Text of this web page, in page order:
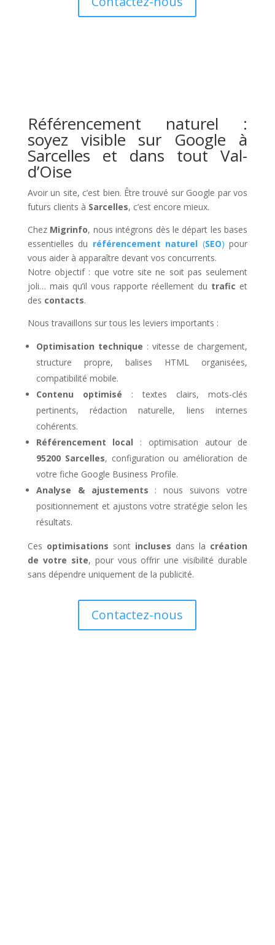
Référencement naturel :
soyez visible sur Google à
Sarcelles et dans tout Val-
d’Oise
Avoir un site, c’est bien. Être trouvé sur Google par vos
futurs clients à Sarcelles, c’est encore mieux.
Chez Migrinfo, nous intégrons dès le départ les bases
essentielles du référencement naturel (SEO) pour
vous aider à apparaître devant vos concurrents.
Notre objectif : que votre site ne soit pas seulement
joli… mais qu’il vous rapporte réellement du trafic et
des contacts.
Nous travaillons sur tous les leviers importants :
Optimisation technique : vitesse de chargement,
structure propre, balises HTML organisées,
compatibilité mobile.
Contenu optimisé : textes clairs, mots-clés
pertinents, rédaction naturelle, liens internes
cohérents.
Référencement local : optimisation autour de
95200 Sarcelles, configuration ou amélioration de
votre fiche Google Business Profile.
Analyse & ajustements : nous suivons votre
positionnement et ajustons votre stratégie selon les
résultats.
Ces optimisations sont incluses dans la création
de votre site, pour vous offrir une visibilité durable
sans dépendre uniquement de la publicité.
Contactez-nous